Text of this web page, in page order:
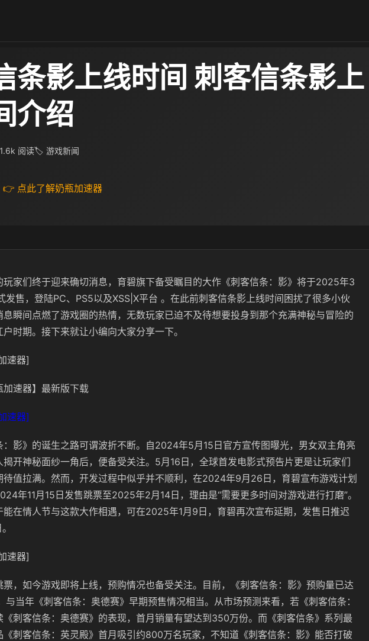
条影上线时间 刺客信条影上
介绍
阅读🏷 游戏新闻
👉 点此了解奶瓶加速器
玩家们终于迎来确切消息，育碧旗下备受瞩目的大作《刺客信条：影》将于2025年3
发售，登陆PC、PS5以及XSS|X平台 。在此前刺客信条影上线时间困扰了很多小伙
息瞬间点燃了游戏圈的热情，无数玩家已迫不及待想要投身到那个充满神秘与冒险的
户时期。接下来就让小编向大家分享一下。
速器]
加速器】最新版下载
速器]
：影》的诞生之路可谓波折不断。自2024年5月15日官方宣传图曝光，男女双主角亮
揭开神秘面纱一角后，便备受关注。5月16日，全球首发电影式预告片更是让玩家们
待值拉满。然而，开发过程中似乎并不顺利，在2024年9月26日，育碧宣布游戏计划
年11月15日发售跳票至2025年2月14日，理由是“需要更多时间对游戏进行打磨”。
能在情人节与这款大作相遇，可在2025年1月9日，育碧再次宣布延期，发售日推迟
速器]
票，如今游戏即将上线，预购情况也备受关注。目前，《刺客信条：影》预购量已达
与当年《刺客信条：奥德赛》早期预售情况相当。从市场预测来看，若《刺客信条：
《刺客信条：奥德赛》的表现，首月销量有望达到350万份。而《刺客信条》系列最
《刺客信条：英灵殿》首月吸引约800万名玩家，不知道《刺客信条：影》能否打破